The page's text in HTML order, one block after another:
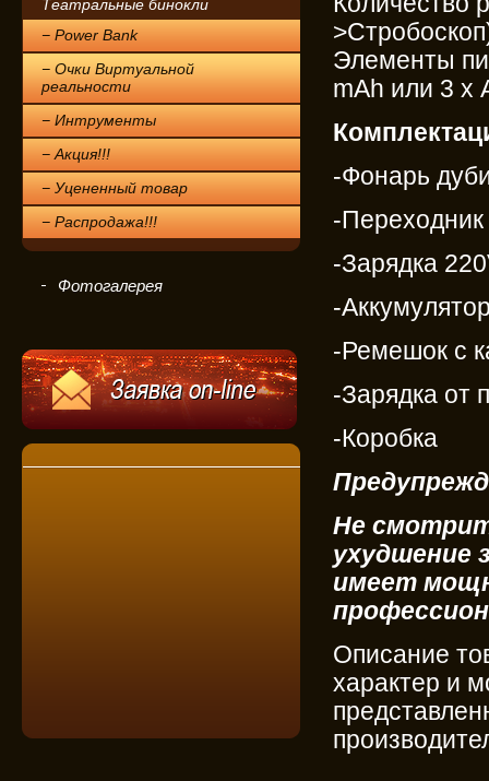
Театральные бинокли
− Power Bank
− Очки Виртуальной
реальности
− Интрументы
− Акция!!!
− Уцененный товар
− Распродажа!!!
Фотогалерея
Элементы
mAh или 3 х
-Фонарь
-
-Зарядка
-
-Ремешок с
-Зарядка от
-Коробка
Не
ухудшение
имеет
Описание
характер и